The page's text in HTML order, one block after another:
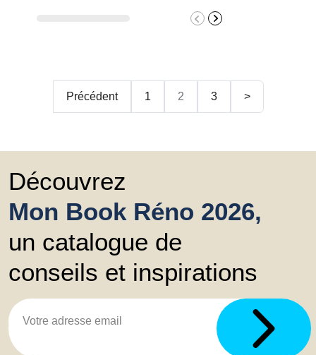
Précédent 1 2 3 >
Découvrez
Mon Book Réno 2026,
un catalogue de
conseils et inspirations